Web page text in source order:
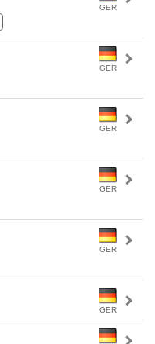
GER
GER
GER
GER
GER
GER